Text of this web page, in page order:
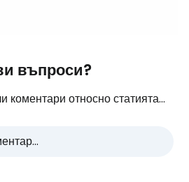
въпроси?
коментари относно статията...